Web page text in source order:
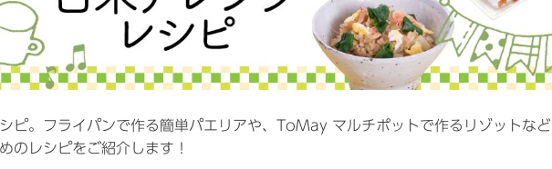
ピ。フライパンで作る簡単パエリアや、ToMay マルチポットで作るリゾットな
のレシピをご紹介します！